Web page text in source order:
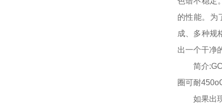
的性能。为
成、多种规
出一个干净
简介
圈可耐
如果出